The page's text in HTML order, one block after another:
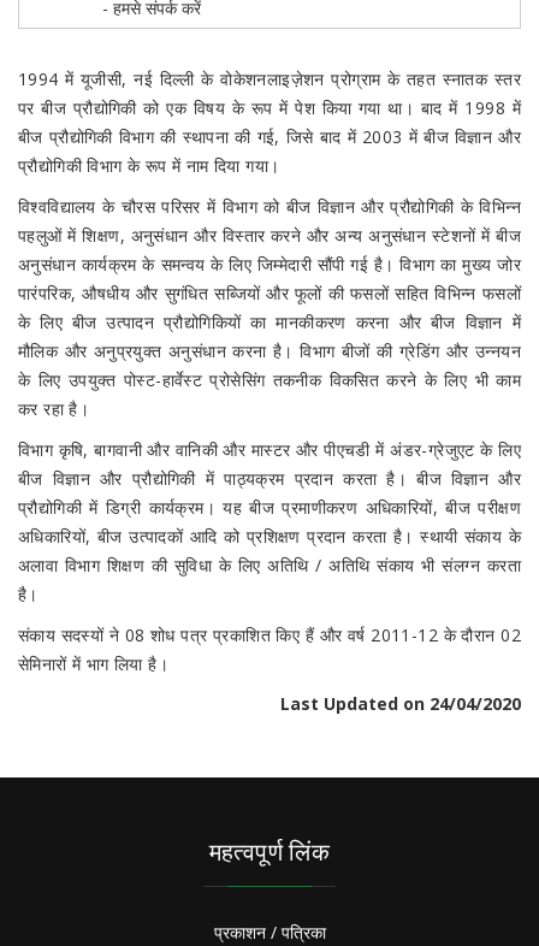
- हमसे संपर्क करें
1994 में यूजीसी, नई दिल्ली के वोकेशनलाइज़ेशन प्रोग्राम के तहत स्नातक स्तर
पर बीज प्रौद्योगिकी को एक विषय के रूप में पेश किया गया था। बाद में 1998 में
बीज प्रौद्योगिकी विभाग की स्थापना की गई, जिसे बाद में 2003 में बीज विज्ञान और
प्रौद्योगिकी विभाग के रूप में नाम दिया गया।
विश्वविद्यालय के चौरस परिसर में विभाग को बीज विज्ञान और प्रौद्योगिकी के विभिन्न
पहलुओं में शिक्षण, अनुसंधान और विस्तार करने और अन्य अनुसंधान स्टेशनों में बीज
अनुसंधान कार्यक्रम के समन्वय के लिए जिम्मेदारी सौंपी गई है। विभाग का मुख्य जोर
पारंपरिक, औषधीय और सुगंधित सब्जियों और फूलों की फसलों सहित विभिन्न फसलों
के लिए बीज उत्पादन प्रौद्योगिकियों का मानकीकरण करना और बीज विज्ञान में
मौलिक और अनुप्रयुक्त अनुसंधान करना है। विभाग बीजों की ग्रेडिंग और उन्नयन
के लिए उपयुक्त पोस्ट-हार्वेस्ट प्रोसेसिंग तकनीक विकसित करने के लिए भी काम
कर रहा है।
विभाग कृषि, बागवानी और वानिकी और मास्टर और पीएचडी में अंडर-ग्रेजुएट के लिए
बीज विज्ञान और प्रौद्योगिकी में पाठ्यक्रम प्रदान करता है। बीज विज्ञान और
प्रौद्योगिकी में डिग्री कार्यक्रम। यह बीज प्रमाणीकरण अधिकारियों, बीज परीक्षण
अधिकारियों, बीज उत्पादकों आदि को प्रशिक्षण प्रदान करता है। स्थायी संकाय के
अलावा विभाग शिक्षण की सुविधा के लिए अतिथि / अतिथि संकाय भी संलग्न करता
है।
संकाय सदस्यों ने 08 शोध पत्र प्रकाशित किए हैं और वर्ष 2011-12 के दौरान 02
सेमिनारों में भाग लिया है।
Last Updated on 24/04/2020
महत्वपूर्ण लिंक
प्रकाशन / पत्रिका